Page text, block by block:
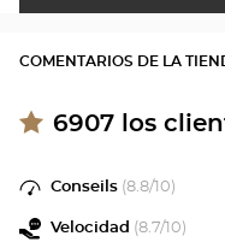
COMENTARIOS DE LA
6907 los
Conseils (8.8/10)
Velocidad (8.7/10)